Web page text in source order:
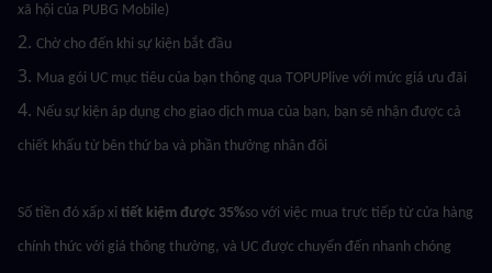
xã hội của PUBG Mobile)
2. Chờ cho đến khi sự kiện bắt đầu
3. Mua gói UC mục tiêu của bạn thông qua TOPUPlive với mức giá ưu đãi
4. Nếu sự kiện áp dụng cho giao dịch mua của bạn, bạn sẽ nhận được cả
chiết khấu từ bên thứ ba và phần thưởng nhân đôi
Số tiền đó xấp xỉ tiết kiệm được 35%so với việc mua trực tiếp từ cửa hàng
chính thức với giá thông thường, và UC được chuyển đến nhanh chóng